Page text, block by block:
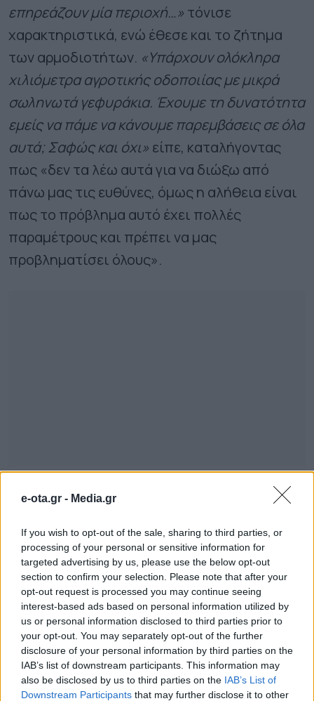
e-ota.gr - Media.gr
If you wish to opt-out of the sale, sharing to third parties, or
processing of your personal or sensitive information for
targeted advertising by us, please use the below opt-out
section to confirm your selection. Please note that after your
opt-out request is processed you may continue seeing
interest-based ads based on personal information utilized by
us or personal information disclosed to third parties prior to
your opt-out. You may separately opt-out of the further
disclosure of your personal information by third parties on the
IAB’s list of downstream participants. This information may
also be disclosed by us to third parties on the IAB’s List of
Downstream Participants that may further disclose it to other
επηρεάζουν μία περιοχή…» τόνισε
χαρακτηριστικά, ενώ έθεσε και το ζήτημα
των αρμοδιοτήτων. «Υπάρχουν ολόκληρα
χιλιόμετρα αγροτικής οδοποιίας με μικρά
σωληνωτά γεφυράκια. Έχουμε τη δυνατότητα
εμείς να πάμε να κάνουμε παρεμβάσεις σε όλα
αυτά; Σαφώς και όχι» είπε, καταλήγοντας
πως «δεν τα λέω αυτά για να διώξω από
πάνω μας τις ευθύνες, όμως η αλήθεια είναι
πως το πρόβλημα αυτό έχει πολλές
παραμέτρους και πρέπει να μας
προβληματίσει όλους».
ΟΛΕΣ ΟΙ ΕΙΔΗΣΕΙΣ
Attica Roots Festival: Εννέα συναυλίες, δεκάδες
χιλιάδες θεατές, ένας νέος πολιτιστικός χάρτης
της Αττικής
Πάνω από 60 σημεία με καθαρό πόσιμο νερό σε
όλο τον Δήμο Χανίων
Η Πάρος στηρίζει τους εκπαιδευτικούς της
TAGS:
ΑΝΤΙΠΛΗΜΜΥΡΙΚΑ
ΕΡΓΑ
ΑΧΕΛΩΟΣ ΕΥΗΝΟΣ ΠΕΡΙΦΕΡΕΙΑ ΔΥΤΙΚΗΣ ΕΛΛΑΔΑΣ